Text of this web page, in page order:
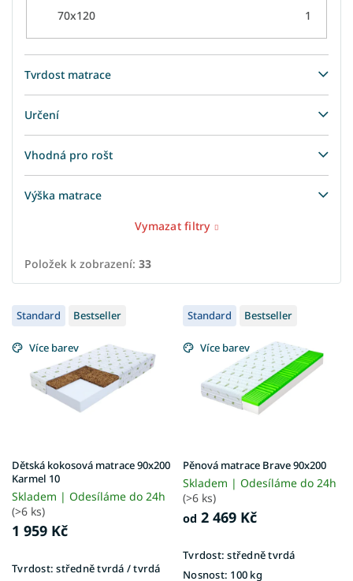
70x120 1
Tvrdost matrace
Určení
Vhodná pro rošt
Výška matrace
Vymazat filtry
Položek k zobrazení: 33
V
ý
p
i
u
k
t
ů
Standard Bestseller
Více barev
Dětská kokosová matrace 90x200
Karmel 10
Skladem | Odesíláme do 24h
(>6 ks)
1 959 Kč
Tvrdost: středně tvrdá / tvrdá
Standard Bestseller
Více barev
Pěnová matrace Brave 90x200
Skladem | Odesíláme do 24h
(>6 ks)
od 2 469 Kč
Tvrdost: středně tvrdá
Nosnost: 100 kg